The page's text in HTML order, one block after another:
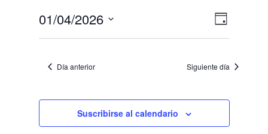
01/04/2026
N
a
v
g
a
N
e
i
Día
01/04/2026
Día anterior Siguiente día
Suscribirse al calendario